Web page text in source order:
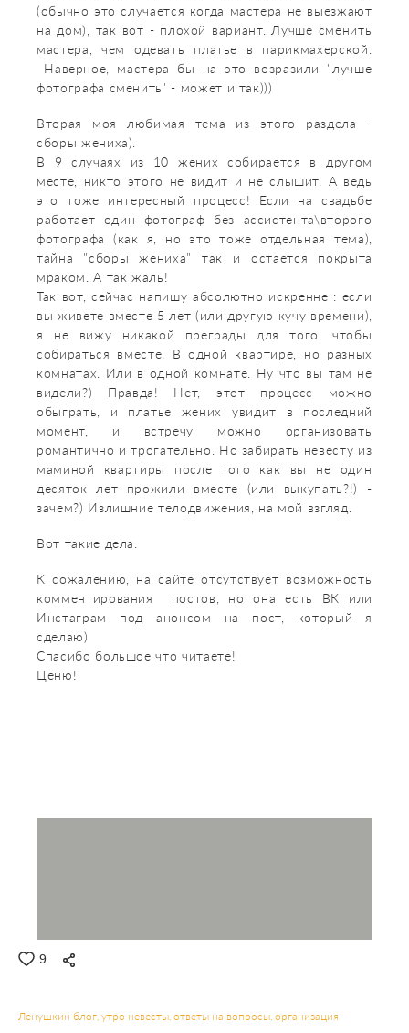
(обычно это случается когда мастера не выезжают
на дом), так вот - плохой вариант. Лучше сменить
мастера, чем одевать платье в парикмахерской.
Наверное, мастера бы на это возразили "лучше
фотографа сменить" - может и так)))
Вторая моя любимая тема из этого раздела -
сборы жениха).
В 9 случаях из 10 жених собирается в другом
месте, никто этого не видит и не слышит. А ведь
это тоже интересный процесс! Если на свадьбе
работает один фотограф без ассистента\второго
фотографа (как я, но это тоже отдельная тема),
тайна "сборы жениха" так и остается покрыта
мраком. А так жаль!
Так вот, сейчас напишу абсолютно искренне : если
вы живете вместе 5 лет (или другую кучу времени),
я не вижу никакой преграды для того, чтобы
собираться вместе. В одной квартире, но разных
комнатах. Или в одной комнате. Ну что вы там не
видели?) Правда! Нет, этот процесс можно
обыграть, и платье жених увидит в последний
момент, и встречу можно организовать
романтично и трогательно. Но забирать невесту из
маминой квартиры после того как вы не один
десяток лет прожили вместе (или выкупать?!) -
зачем?) Излишние телодвижения, на мой взгляд.
Вот такие дела.
К сожалению, на сайте отсутствует возможность
комментирования постов, но она есть ВК или
Инстаграм под анонсом на пост, который я
сделаю)
Спасибо большое что читаете!
Ценю!
9
Ленушкин блог утро невесты ответы на вопросы организация